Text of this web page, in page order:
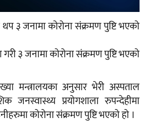
३ जनामा कोरोना संक्रमण पुष्टि भएको
३ जनामा कोरोना संक्रमण पुष्टि भएको
मन्त्रालयका अनुसार भेरी अस्पताल
जनस्वास्थ्य प्रयोगशाला रुपन्देहीमा
कोरोना संक्रमण पुष्टि भएको हो ।